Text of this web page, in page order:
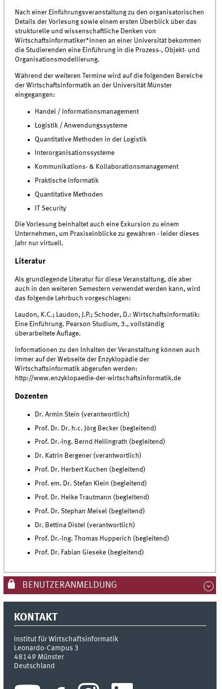
Nach einer Einführungsveranstaltung zu den organisatorischen
Details der Vorlesung sowie einem ersten Überblick über das
strukturelle und wissenschaftliche Denken von
Wirtschaftsinformatiker*innen an einer Universität bekommen
die Studierenden eine Einführung in die Prozess-, Objekt- und
Organisationsmodellierung.
Während der weiteren Termine wird auf die folgenden Bereiche
der Wirtschaftsinformatik an der Universität Münster
eingegangen:
Handel / Informationsmanagement
Logistik / Anwendungssysteme
Quantitative Methoden in der Logistik
Interorganisationssysteme
Kommunikations- & Kollaborationsmanagement
Praktische Informatik
Quantitative Methoden
IT Security
Die Vorlesung beinhaltet auch eine Exkursion zu einem
Unternehmen, um Praxiseinblicke zu gewähren - leider dieses
Jahr nur virtuell.
Literatur
Als grundlegende Literatur für diese Veranstaltung, die aber
auch in den weiteren Semestern verwendet werden kann, wird
das folgende Lehrbuch vorgeschlagen:
Laudon, K.C.; Laudon, J.P.; Schoder, D.: Wirtschaftsinformatik:
Eine Einführung. Pearson Studium, 3., vollständig
überarbeitete Auflage.
Informationen zu den Inhalten der Veranstaltung können auch
immer auf der Webseite der Enzyklopädie der
Wirtschaftsinformatik abgerufen werden:
http://www.enzyklopaedie-der-wirtschaftsinformatik.de
Dozenten
Dr. Armin Stein (verantwortlich)
Prof. Dr. Dr. h.c. Jörg Becker (begleitend)
Prof. Dr.-Ing. Bernd Hellingrath (begleitend)
Dr. Katrin Bergener (verantwortlich)
Prof. Dr. Herbert Kuchen (begleitend)
Prof. em. Dr. Stefan Klein (begleitend)
Prof. Dr. Heike Trautmann (begleitend)
Prof. Dr. Stephan Meisel (begleitend)
Dr. Bettina Distel (verantwortlich)
Prof. Dr.-Ing. Thomas Hupperich (begleitend)
Prof. Dr. Fabian Gieseke (begleitend)
BENUTZERANMELDUNG
KONTAKT
Institut für Wirtschaftsinformatik
Leonardo-Campus 3
48149 Münster
Deutschland